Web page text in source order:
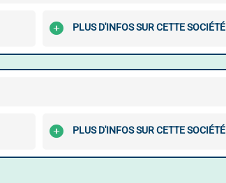
PLUS D'INFOS SUR CETTE SOCIÉTÉ
PLUS D'INFOS SUR CETTE SOCIÉTÉ